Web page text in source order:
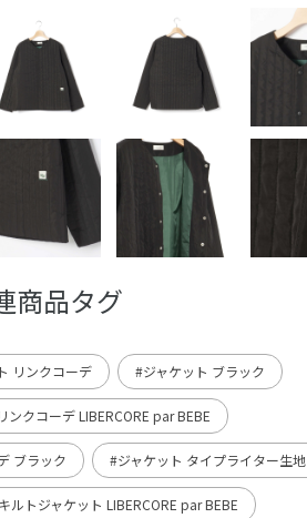
商品タグ
リンクコーデ #ジャケット ブラック
ンクコーデ LIBERCORE par BEBE
ブラック #ジャケット タイプライター生地
ルトジャケット LIBERCORE par BEBE